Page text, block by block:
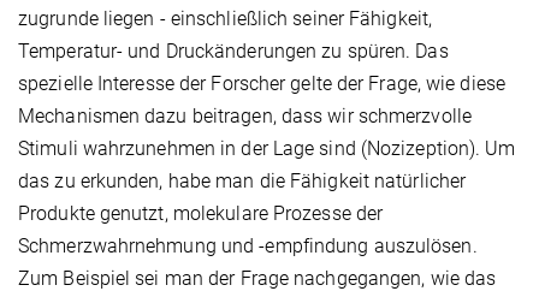
zugrunde liegen - einschließlich seiner Fähigkeit,
Temperatur- und Druckänderungen zu spüren. Das
spezielle Interesse der Forscher gelte der Frage, wie diese
Mechanismen dazu beitragen, dass wir schmerzvolle
Stimuli wahrzunehmen in der Lage sind (Nozizeption). Um
das zu erkunden, habe man die Fähigkeit natürlicher
Produkte genutzt, molekulare Prozesse der
Schmerzwahrnehmung und -empfindung auszulösen.
Zum Beispiel sei man der Frage nachgegangen, wie das